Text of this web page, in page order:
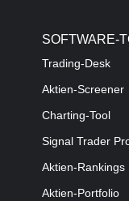
SOFTWARE-
Trading-Desk
Aktien-Screener
Charting-Tool
Signal Trader
Aktien-Rankings
Aktien-Portfolio